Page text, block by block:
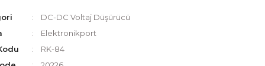
DC-DC Voltaj Düşürücü
Elektronikport
RK-84